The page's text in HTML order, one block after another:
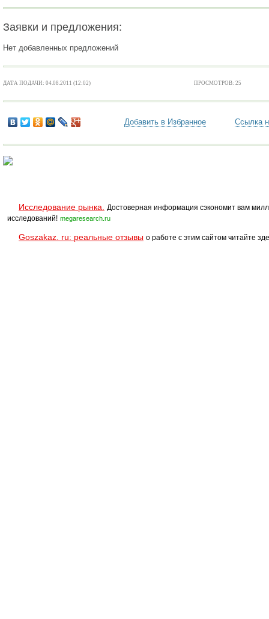
Заявки и предложения:
Нет добавленных предложений
ДАТА ПОДАЧИ: 04.08.2011 (12:02) ПРОСМОТРОВ: 25
Добавить в Избранное Ссылка
Исследование рынка.
Достоверная информация сэкономит вам
исследований! megaresearch.ru
Goszakaz. ru: реальные отзывы о работе с этим сайтом читайте